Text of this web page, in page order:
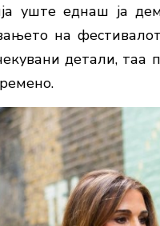
уште еднаш ја
на
детали,